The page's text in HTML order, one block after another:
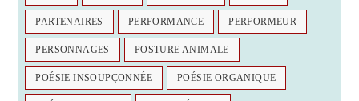
PARTENAIRES PERFORMANCE PERFORMEUR
PERSONNAGES POSTURE ANIMALE
POÉSIE INSOUPÇONNÉE POÉSIE ORGANIQUE